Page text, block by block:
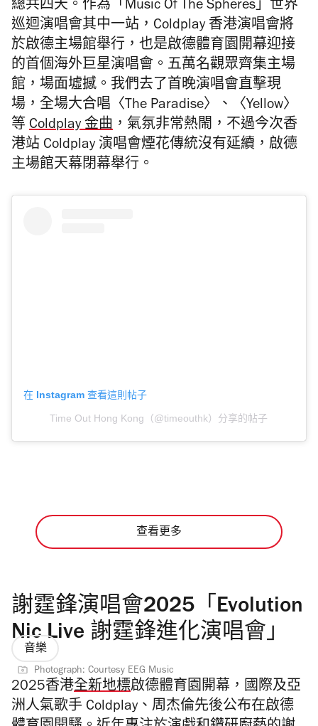
總共四天。作為「Music Of The Spheres」世界
巡迴演唱會其中一站，Coldplay 香港演唱會將
於啟德主場館舉行，也是啟德體育園開幕迎接
的首個海外巨星演唱會。 五萬名觀眾齊集主場
館，場面墟撼。我們去了首晚演唱會直擊現
場，全場大合唱〈The Paradise〉、〈Yellow〉
等 Coldplay 金曲 ，氣氛非常熱閙，不過今次香
港站 Coldplay 演唱會煙花傳統沒有延續，啟德
主場館天幕閉幕舉行。
在 Instagram 查看這則帖子
Time Out Hong Kong（@timeouthk）分享的帖子
查看更多
謝霆鋒演唱會2025「Evolution
Nic Live 謝霆鋒進化演唱會」
音樂
Photograph: Courtesy EEG Music
2025香港全新地標啟德體育園開幕，國際及亞
洲人氣歌手 Coldplay、周杰倫先後公布在啟德